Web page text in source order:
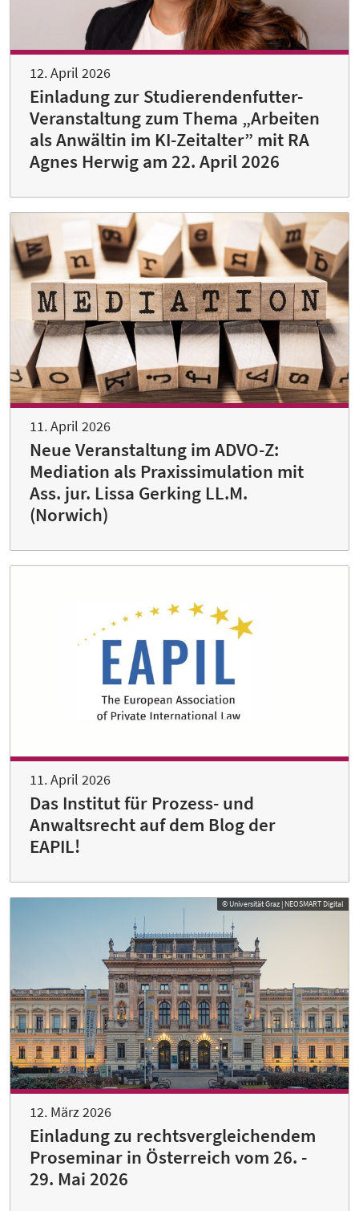
12. April 2026
Einladung zur Studierendenfutter-
Veranstaltung zum Thema „Arbeiten
als Anwältin im KI-Zeitalter” mit RA
Agnes Herwig am 22. April 2026
11. April 2026
Neue Veranstaltung im ADVO-Z:
Mediation als Praxissimulation mit
Ass. jur. Lissa Gerking LL.M.
(Norwich)
11. April 2026
Das Institut für Prozess- und
Anwaltsrecht auf dem Blog der
EAPIL!
© Universität Graz | NEOSMART Digital
12. März 2026
Einladung zu rechtsvergleichendem
Proseminar in Österreich vom 26. -
29. Mai 2026